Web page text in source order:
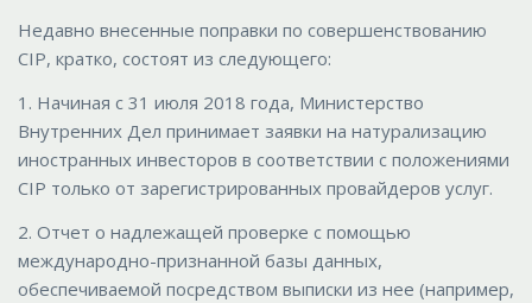
Недавно внесенные поправки по совершенствованию
CIP, кратко, состоят из следующего:
1. Начиная с 31 июля 2018 года, Министерство
Внутренних Дел принимает заявки на натурализацию
иностранных инвесторов в соответствии с положениями
CIP только от зарегистрированных провайдеров услуг.
2. Отчет о надлежащей проверке с помощью
международно-признанной базы данных,
обеспечиваемой посредством выписки из нее (например,